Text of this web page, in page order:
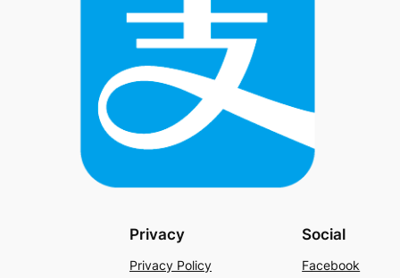
Privacy
Privacy Policy
Social
Facebook